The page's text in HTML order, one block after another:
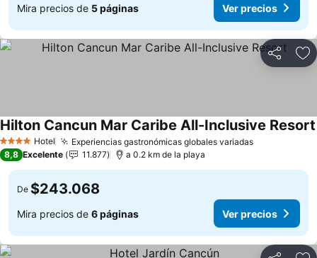
Mira precios de 5 páginas Ver precios
Compartir
4 EstrellasHotel Experiencias gastronómicas globales variadasVer precios
Hilton Cancun Mar Caribe All-Inclusive Resort
8,8 Excelente 11.877 a 0.2 km de la playa
De $243.068
Mira precios de 6 páginas Ver precios